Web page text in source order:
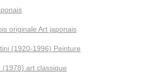
originale Art japonais
(1920-1996) Peinture
(1978) art classique